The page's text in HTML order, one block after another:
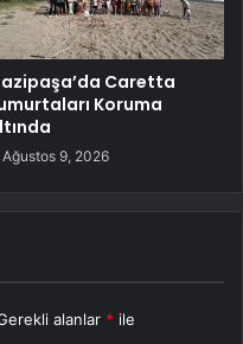
Caretta
Koruma
Ağustos 9, 2026
alanlar * ile